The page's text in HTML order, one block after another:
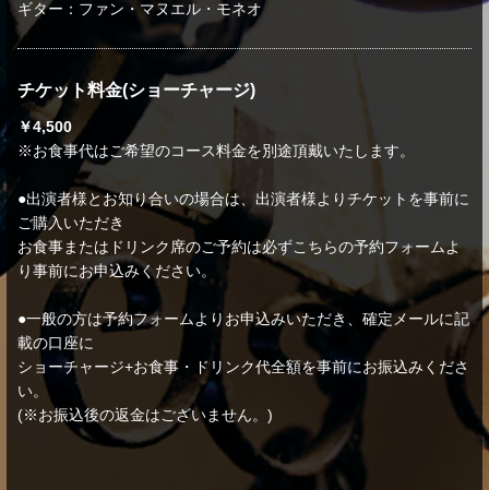
ギター：ファン・マヌエル・モネオ
チケット料金(ショーチャージ)
￥4,500
※お食事代はご希望のコース料金を別途頂戴いたします。
●出演者様とお知り合いの場合は、出演者様よりチケットを事前に
ご購入いただき
お食事またはドリンク席のご予約は必ずこちらの予約フォームよ
り事前にお申込みください。
●一般の方は予約フォームよりお申込みいただき、確定メールに記
載の口座に
ショーチャージ+お食事・ドリンク代全額を事前にお振込みくださ
い。
(※お振込後の返金はございません。)